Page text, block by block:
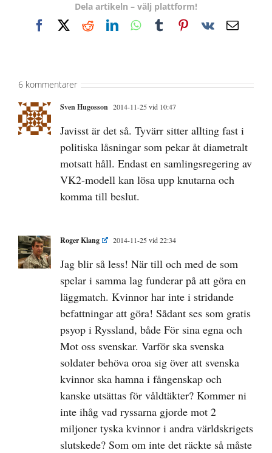
Dela artikeln – välj plattform!
FacebookRedditLinkedInWhatsApp
TumblrPinterest
Vk
E-
6 kommentarer
Sven Hugosson 2014-11-25 vid 10:47
Javisst är det så. Tyvärr sitter allting fast i
politiska låsningar som pekar åt diametralt
motsatt håll. Endast en samlingsregering av
VK2-modell kan lösa upp knutarna och
komma till beslut.
Roger Klang 2014-11-25 vid 22:34
Jag blir så less! När till och med de som
spelar i samma lag funderar på att göra en
läggmatch. Kvinnor har inte i stridande
befattningar att göra! Sådant ses som gratis
psyop i Ryssland, både För sina egna och
Mot oss svenskar. Varför ska svenska
soldater behöva oroa sig över att svenska
kvinnor ska hamna i fångenskap och
kanske utsättas för våldtäkter? Kommer ni
inte ihåg vad ryssarna gjorde mot 2
miljoner tyska kvinnor i andra världskrigets
slutskede? Som om inte det räckte så måste